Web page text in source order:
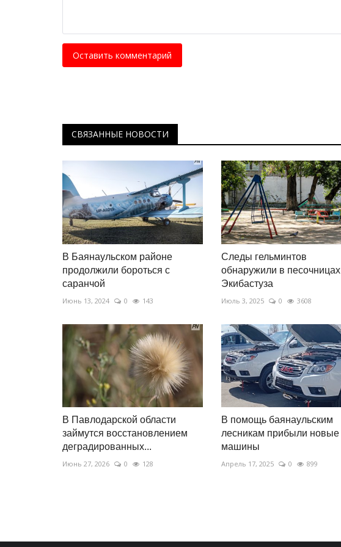
Оставить комментарий
СВЯЗАННЫЕ НОВОСТИ
В Баянаульском районе
продолжили бороться с
саранчой
Июнь 13, 2024 0 143
Следы гельминтов
обнаружили в песочницах
Экибастуза
Июль 3, 2025 0 3608
В Павлодарской области
займутся восстановлением
деградированных...
Июнь 27, 2026 0 128
В помощь баянаульским
лесникам прибыли новые
машины
Апрель 17, 2025 0 899